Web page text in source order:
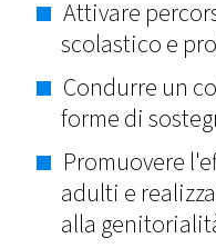
Attivare
scolastico e
Condurre un
forme di
Promuovere
adulti e
alla